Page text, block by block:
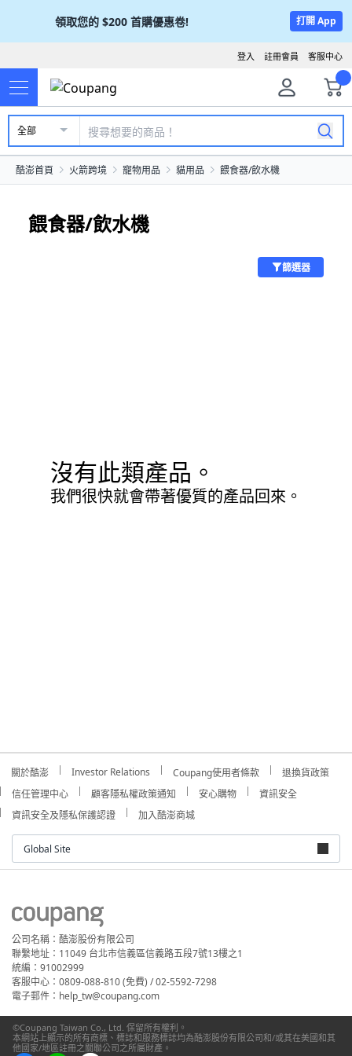
領取您的 $200 首購優惠卷! 打開 App
客服中心
註冊會員
登入
全部
酷澎首頁 火箭跨境 寵物用品 貓用品 餵食器/飲水機
餵食器/飲水機
篩選器
沒有此類產品。
我們很快就會帶著優質的產品回來。
關於酷澎 Investor Relations Coupang使用者條款
退換貨政策
信任管理中心
顧客隱私權政策通知 安心購物
資訊安全
資訊安全及隱私保護認證
加入酷澎商城
Global Site
公司名稱：酷澎股份有限公司
聯繫地址：11049 台北市信義區信義路五段7號13樓之1
統編：91002999
客服中心：0809-088-810 (免費) / 02-5592-7298
電子郵件：help_tw@coupang.com
©Coupang Taiwan Co., Ltd. 保留所有權利。
本網站上顯示的所有商標、標誌和服務標誌均為酷澎股份有限公司和/或其在美國和其
他國家/地區註冊之關聯公司之所屬財產。